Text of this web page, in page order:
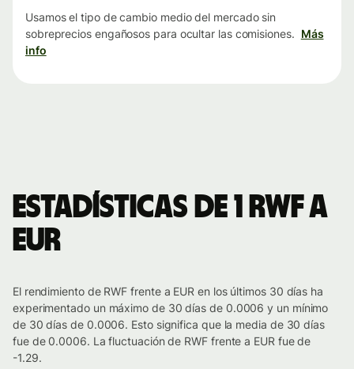
Usamos el tipo de cambio medio del mercado sin
sobreprecios engañosos para ocultar las comisiones. Más
info
Estadísticas de 1 RWF a
EUR
El rendimiento de RWF frente a EUR en los últimos 30 días ha
experimentado un máximo de 30 días de 0.0006 y un mínimo
de 30 días de 0.0006. Esto significa que la media de 30 días
fue de 0.0006. La fluctuación de RWF frente a EUR fue de
-1.29.